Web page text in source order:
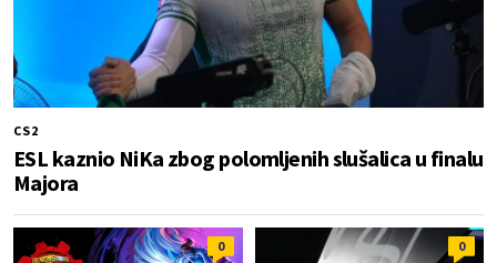
CS2
ESL kaznio NiKa zbog polomljenih slušalica u finalu
Majora
0 0